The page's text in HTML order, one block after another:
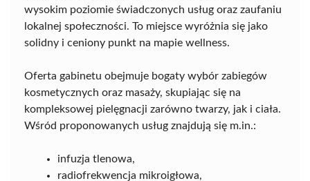
wysokim poziomie świadczonych usług oraz zaufaniu
lokalnej społeczności. To miejsce wyróżnia się jako
solidny i ceniony punkt na mapie wellness.
Oferta gabinetu obejmuje bogaty wybór zabiegów
kosmetycznych oraz masaży, skupiając się na
kompleksowej pielęgnacji zarówno twarzy, jak i ciała.
Wśród proponowanych usług znajdują się m.in.:
infuzja tlenowa,
radiofrekwencja mikroigłowa,